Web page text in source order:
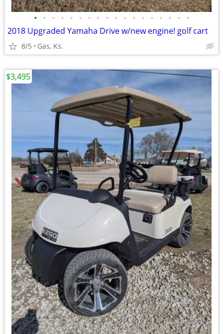
• • • • • • • • • • • • • • • • • •
2018 Upgraded Yamaha Drive w/new engine! golf cart
8/5 Gas, Ks.
$3,495